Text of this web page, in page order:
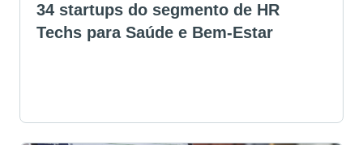
34 startups do segmento de HR
Techs para Saúde e Bem-Estar